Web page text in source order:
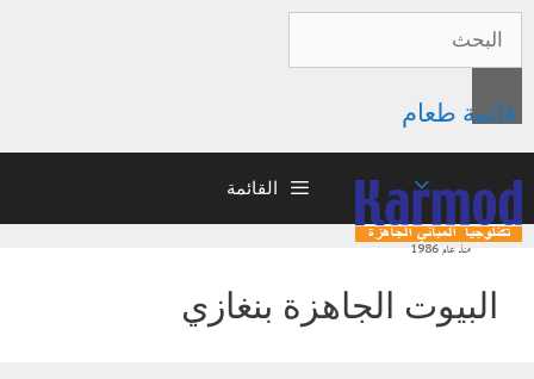
قائمة طعام
القائمة
البيوت الجاهزة بنغازي